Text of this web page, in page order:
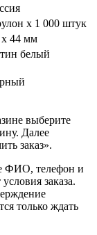
х 1 000 штук
х 44 мм
белый
выберите
Далее
заказ».
ФИО, телефон и
заказа.
только ждать